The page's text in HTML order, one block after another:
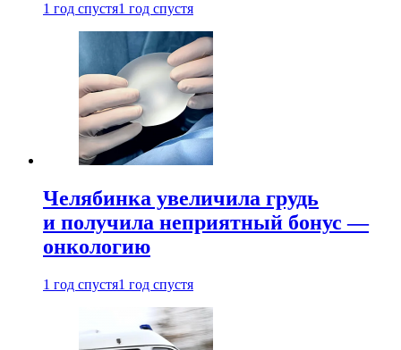
1 год спустя1 год спустя
Челябинка увеличила грудь
и получила неприятный бонус —
онкологию
1 год спустя1 год спустя